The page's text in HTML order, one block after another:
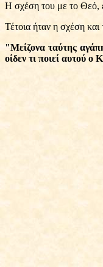
Η σχέση του με το Θεό,
Τέτοια ήταν η σχέση
"Μείζονα ταύτης
οίδεν τι ποιεί αυτού ο